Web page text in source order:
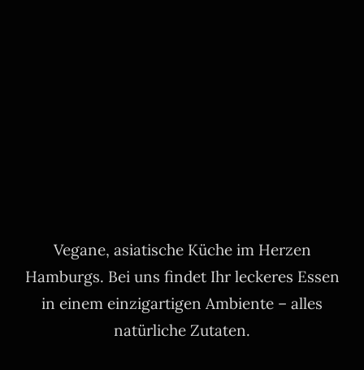
Vegane, asiatische Küche im Herzen
Hamburgs. Bei uns findet Ihr leckeres Essen
in einem einzigartigen Ambiente – alles
natürliche Zutaten.